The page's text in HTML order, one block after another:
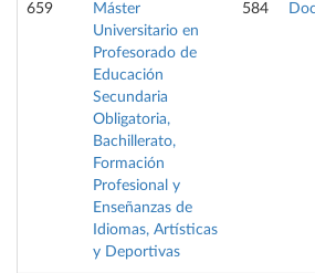
659
Máster
Universitario en
Profesorado de
Educación
Secundaria
Obligatoria,
Bachillerato,
Formación
Profesional y
Enseñanzas de
Idiomas, Artísticas
y Deportivas
584